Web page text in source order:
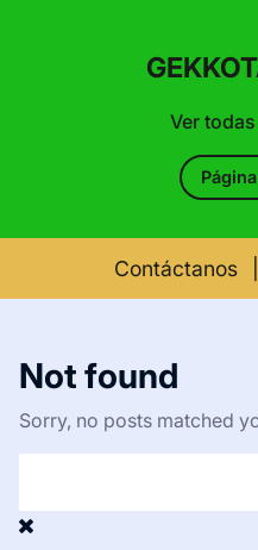
Ver
Contáctanos
content
Not found
Sorry, no posts matched